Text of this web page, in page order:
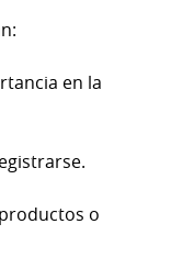
en la
o